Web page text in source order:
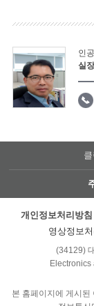
인
실
개인정보처리방침
영상정보
(34129)
본 홈페이지에 게시된